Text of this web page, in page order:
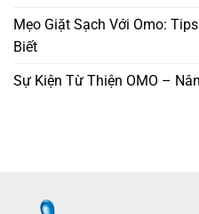
Mẹo Giặt Sạch Với Omo:
Biết
Sự Kiện Từ Thiện OMO –